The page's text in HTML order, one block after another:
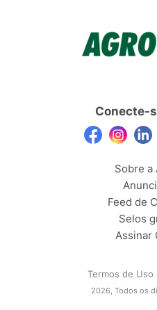
Conecte-
Sobre a
Feed de
Selos
Assinar
Termos de Uso
2026, Todos os